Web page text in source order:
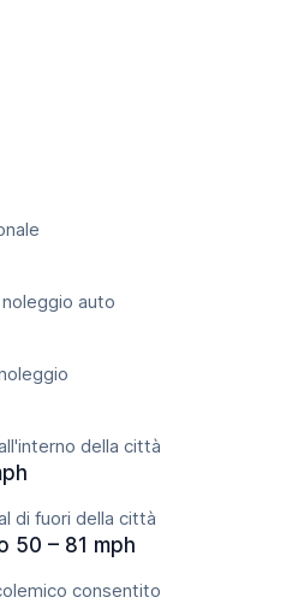
auto
della città
di fuori della città
50 – 81 mph
consentito